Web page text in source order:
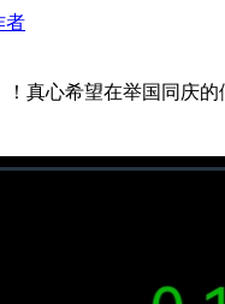
者
真心希望在举国同庆